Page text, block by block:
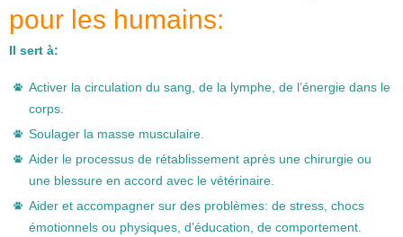
pour les humains:
Il sert à:
Activer la circulation du sang, de la lymphe, de l’énergie dans le
corps.
Soulager la masse musculaire.
Aider le processus de rétablissement après une chirurgie ou
une blessure en accord avec le vétérinaire.
Aider et accompagner sur des problèmes: de stress, chocs
émotionnels ou physiques, d’éducation, de comportement.